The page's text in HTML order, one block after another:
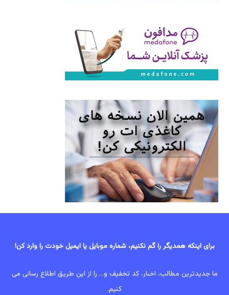
برای اینکه همدیگر را گم نکنیم، شماره موبایل یا ایمیل خودت را وارد کن!
ما جدیدترین مطالب، اخبار، کد تخفیف و... را از این طریق اطلاع رسانی می
کنیم.